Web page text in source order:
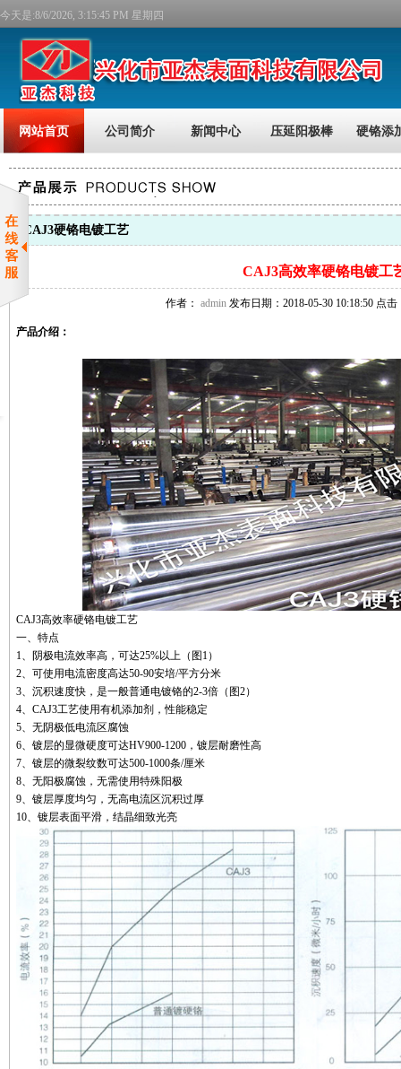
今天是:8/6/2026, 3:15:45 PM 星期四
网站首页 公司简介 新闻中心 压延阳极棒 硬铬添
CAJ3硬铬电镀工艺
CAJ3高效率硬铬电镀工
作者： admin 发布日期：2018-05-30 10:18:50 点
产品介绍：
CAJ3高效率硬铬电镀工艺
一、特点
1、阴极电流效率高，可达25%以上 （图 1）
2、可使用电流密度高达50-90安培/平方分米
3、沉积速度快，是一般普通电镀铬的2-3倍（图2）
4、 CAJ3工艺使用有机添加剂，性能稳定
5、无阴极低电流区腐蚀
6、镀层的显微硬度可达HV900-1200 ，镀层耐磨性高
7、镀层的微裂纹数可达500-1000条/厘米
8、无阳极腐蚀，无需使用特殊阳极
9、镀层厚度均匀，无高电流区沉积过厚
10、镀层表面平滑，结晶细致光亮